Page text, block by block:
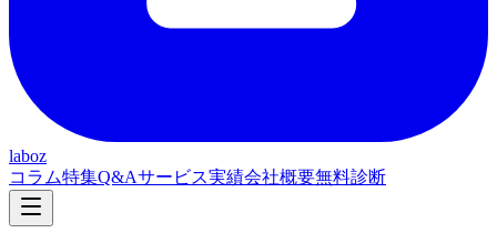
laboz
コラム特集Q&Aサービス実績会社概要無料診断